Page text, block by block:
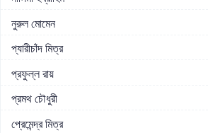
নুরুল মোমেন
প্যারীচাঁদ মিত্র
প্রফুল্ল রায়
প্রমথ চৌধুরী
প্রেমেন্দ্র মিত্র